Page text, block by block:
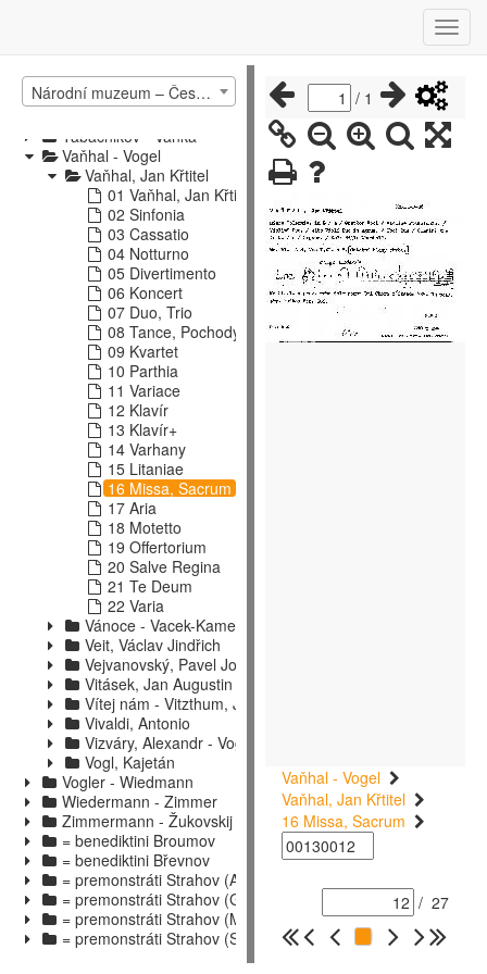
Národní muzeum – České muzeum hudby – katalog hudebnin 2
Řáha - Schmitt
Schmittbauer - Snadné skladby
Snížková - Suchánek
Tabačnikov - Vanka
Vaňhal - Vogel
Vaňhal, Jan Křtitel
01 Vaňhal, Jan Křtitel
02 Sinfonia
03 Cassatio
04 Notturno
05 Divertimento
06 Koncert
07 Duo, Trio
08 Tance, Pochody
09 Kvartet
10 Parthia
11 Variace
12 Klavír
13 Klavír+
14 Varhany
15 Litaniae
16 Missa, Sacrum
17 Aria
18 Motetto
19 Offertorium
20 Salve Regina
21 Te Deum
22 Varia
Vánoce - Vacek-Kamenický
Veit, Václav Jindřich
Vejvanovský, Pavel Josef - Vitásek, František
Vitásek, Jan Augustin
Vítej nám - Vitzthum, Joseph
Vivaldi, Antonio
Vizváry, Alexandr - Vogl, R. P.
Vogl, Kajetán
Vogler - Wiedmann
Wiedermann - Zimmer
Zimmermann - Žukovskij
= benediktini Broumov
= benediktini Břevnov
= premonstráti Strahov (A - F)
= premonstráti Strahov (G - M)
= premonstráti Strahov (M - S)
= premonstráti Strahov (S - Ž)
/ 1
Vaňhal - Vogel
Vaňhal, Jan Křtitel
16 Missa, Sacrum
/ 27